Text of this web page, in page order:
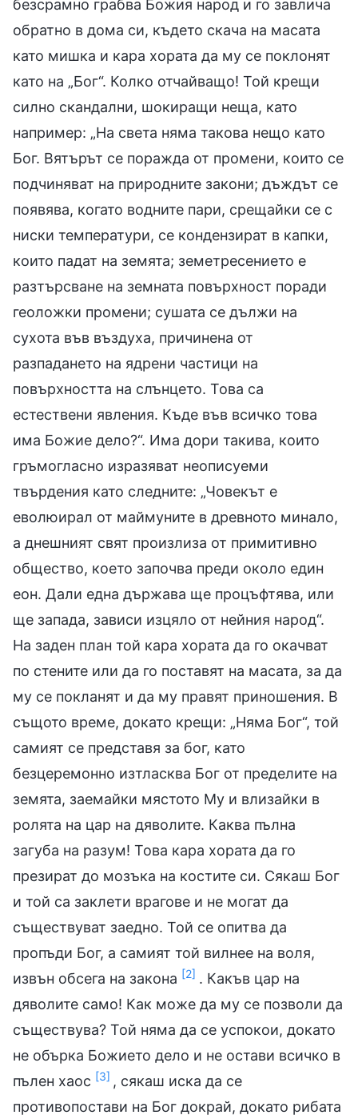
безсрамно грабва Божия народ и го завлича
обратно в дома си, където скача на масата
като мишка и кара хората да му се поклонят
като на „Бог“. Колко отчайващо! Той крещи
силно скандални, шокиращи неща, като
например: „На света няма такова нещо като
Бог. Вятърът се поражда от промени, които се
подчиняват на природните закони; дъждът се
появява, когато водните пари, срещайки се с
ниски температури, се кондензират в капки,
които падат на земята; земетресението е
разтърсване на земната повърхност поради
геоложки промени; сушата се дължи на
сухота във въздуха, причинена от
разпадането на ядрени частици на
повърхността на слънцето. Това са
естествени явления. Къде във всичко това
има Божие дело?“. Има дори такива, които
гръмогласно изразяват неописуеми
твърдения като следните: „Човекът е
еволюирал от маймуните в древното минало,
а днешният свят произлиза от примитивно
общество, което започва преди около един
еон. Дали една държава ще процъфтява, или
ще запада, зависи изцяло от нейния народ“.
На заден план той кара хората да го окачват
по стените или да го поставят на масата, за да
му се покланят и да му правят приношения. В
същото време, докато крещи: „Няма Бог“, той
самият се представя за бог, като
безцеремонно изтласква Бог от пределите на
земята, заемайки мястото Му и влизайки в
ролята на цар на дяволите. Каква пълна
загуба на разум! Това кара хората да го
презират до мозъка на костите си. Сякаш Бог
и той са заклети врагове и не могат да
съществуват заедно. Той се опитва да
пропъди Бог, а самият той вилнее на воля,
извън обсега на закона [2] . Какъв цар на
дяволите само! Как може да му се позволи да
съществува? Той няма да се успокои, докато
не обърка Божието дело и не остави всичко в
пълен хаос [3] , сякаш иска да се
противопостави на Бог докрай, докато рибата